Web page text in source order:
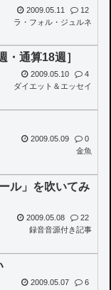
2009.05.11
12
ラ・フォル・ジュルネ
・通算18週］
2009.05.10
4
ダイエット＆エッセイ
2009.05.09
0
金魚
ル」を吹いてみ
2009.05.08
22
録音音源付き記事
2009.05.07
6